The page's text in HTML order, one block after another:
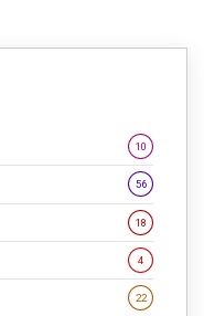
10
56
18
4
22